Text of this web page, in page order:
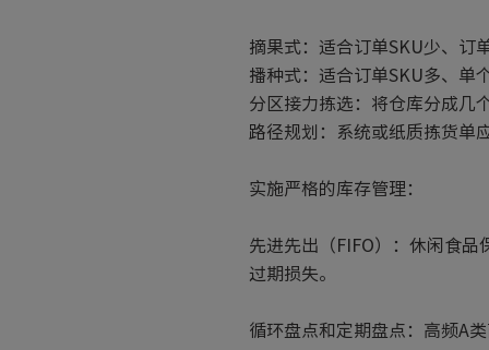
摘果式：适合订单SKU少、订
播种式：适合订单SKU多、单
分区接力拣选：将仓库分成几
路径规划：系统或纸质拣货单
实施严格的库存管理：
先进先出（FIFO）：休闲食
过期损失。
循环盘点和定期盘点：高频A